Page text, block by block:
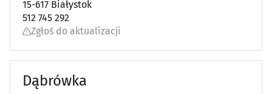
Podnośniki, transportery(15)
Prace drogowe i kolejowe
15-617 Białystok
512 745 292
Zgłoś do aktualizacji
Dąbrówka